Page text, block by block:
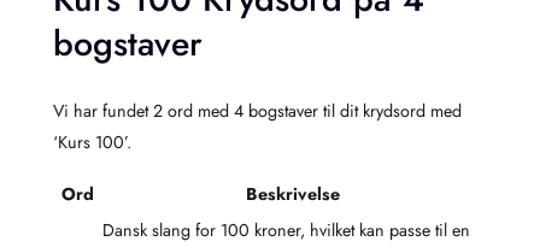
bogstaver
Vi har fundet 2 ord med 4 bogstaver til dit krydsord med
‘Kurs 100’.
Ord Beskrivelse
Dansk slang for 100 kroner, hvilket kan passe til en